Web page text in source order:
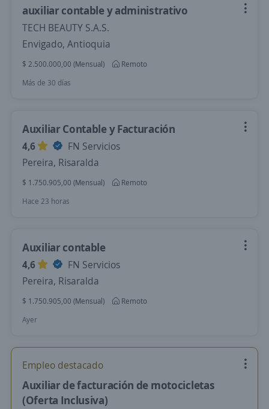
auxiliar contable y administrativo
TECH BEAUTY S.A.S.
Envigado, Antioquia
$ 2.500.000,00 (Mensual)
Remoto
Más de 30 días
Auxiliar Contable y Facturación
4,6
FN Servicios
Pereira, Risaralda
$ 1.750.905,00 (Mensual)
Remoto
Hace 23 horas
Auxiliar contable
4,6
FN Servicios
Pereira, Risaralda
$ 1.750.905,00 (Mensual)
Remoto
Ayer
Empleo destacado
Auxiliar de facturación de motocicletas
(Oferta Inclusiva)